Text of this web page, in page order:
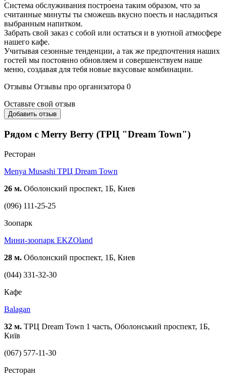
Система обслуживания построена таким образом, что за
считанные минуты ты сможешь вкусно поесть и насладиться
выбранным напитком.
Забрать свой заказ с собой или остаться и в уютной атмосфере
нашего кафе.
Учитывая сезонные тенденции, а так же предпочтения наших
гостей мы постоянно обновляем и совершенствуем наше
меню, создавая для тебя новые вкусовые комбинации.
Отзывы Отзывы про организатора 0
Оставьте свой отзыв
Добавить отзыв
Рядом с Merry Berry (ТРЦ "Dream Town")
Ресторан
Menya Musashi ТРЦ Dream Town
26 м. Оболонский проспект, 1Б, Киев
(096) 111-25-25
Зоопарк
Мини-зоопарк EKZOland
28 м. Оболонский проспект, 1Б, Киев
(044) 331-32-30
Кафе
Balagan
32 м. ТРЦ Dream Town 1 часть, Оболонський проспект, 1Б,
Київ
(067) 577-11-30
Ресторан